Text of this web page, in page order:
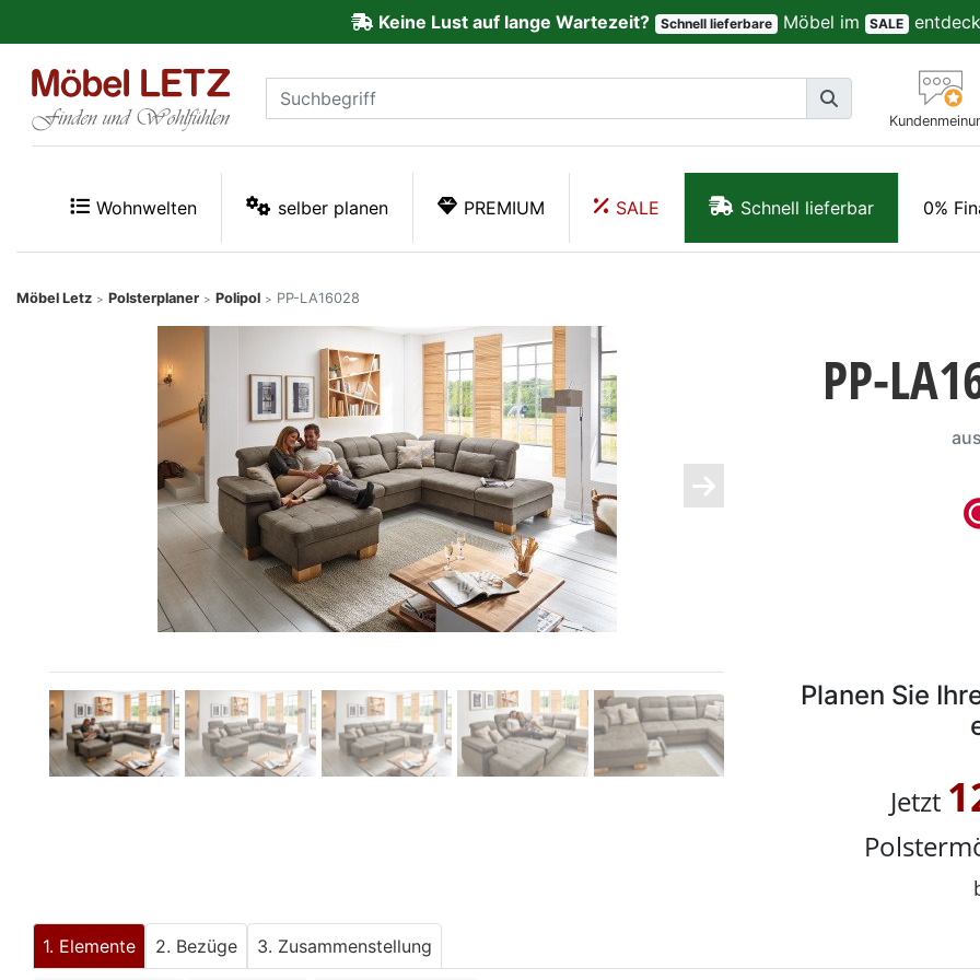
Keine Lust auf lange Wartezeit? Schnell lieferbare Möbel im SALE
Wohnwelten selber planen PREMIUM SALE Schnell lieferbar 0%
Möbel Letz > Polsterplaner > Polipol > PP-LA16028
PP-
Planen Sie
Jetzt
Elemente Bezüge Zusammenstellung
Kundenmeinungen
PREMIUM
Schnell
Konfigurator
Letz-
Deals